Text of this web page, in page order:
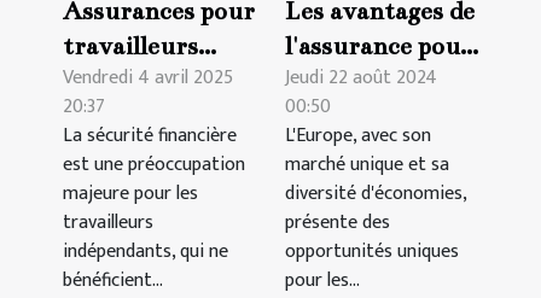
Assurances pour
travailleurs
indépendants:
sécuriser ses
revenus
Vendredi 4 avril 2025
20:37
La sécurité financière
est une préoccupation
majeure pour les
travailleurs
indépendants, qui ne
bénéficient...
Les avantages de
l'assurance pour
sociétés
étrangères en
Europe
Jeudi 22 août 2024
00:50
L'Europe, avec son
marché unique et sa
diversité d'économies,
présente des
opportunités uniques
pour les...